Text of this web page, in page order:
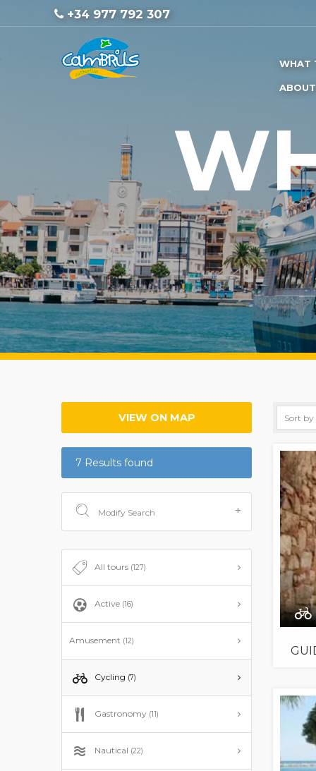
+34 977 792 307
WHAT
VIEW ON MAP
7 Results found
Modify Search
All tours (127)
Active (16)
Amusement (12)
Cycling (7)
Gastronomy (11)
Nautical (22)